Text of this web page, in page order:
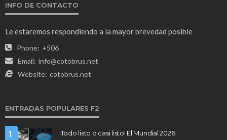
INFO DE CONTACTO
Le estaremos respondiendo a la mayor brevedad posible
Phone: +506
Email: info@cotobrus.net
Website: cotobrus.net
ENTRADAS POPULARES F2
1 ¡Todo listo o casi listo! El Mundial 2026